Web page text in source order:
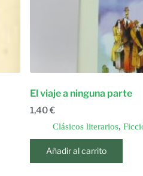
El viaje a ninguna parte
1,40€
Clásicos literarios,
Añadir al carrito